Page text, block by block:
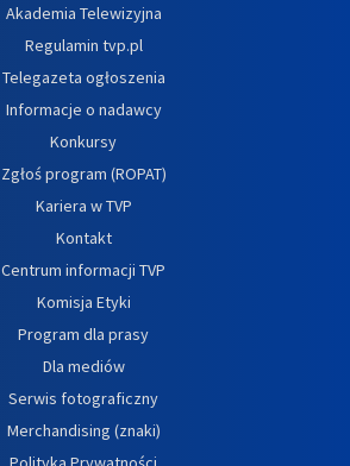
Akademia Telewizyjna
Regulamin tvp.pl
Telegazeta ogłoszenia
Informacje o nadawcy
Konkursy
Zgłoś program (ROPAT)
Kariera w TVP
Kontakt
Centrum informacji TVP
Komisja Etyki
Program dla prasy
Dla mediów
Serwis fotograficzny
Merchandising (znaki)